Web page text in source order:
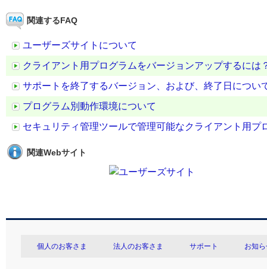
関連するFAQ
ユーザーズサイトについて
クライアント用プログラムをバージョンアップするには
サポートを終了するバージョン、および、終了日につい
プログラム別動作環境について
セキュリティ管理ツールで管理可能なクライアント用プ
関連Webサイト
個人のお客さま 法人のお客さま サポート お知